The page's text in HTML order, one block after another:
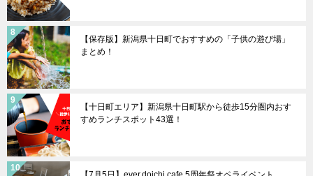
【保存版】新潟県十日町でおすすめの「子供の遊び場」
まとめ！
【十日町エリア】新潟県十日町駅から徒歩15分圏内おす
すめランチスポット43選！